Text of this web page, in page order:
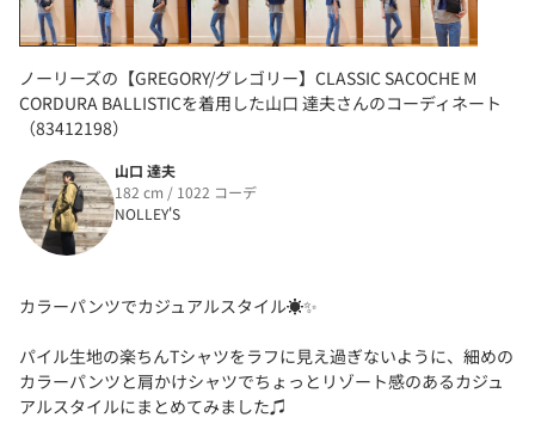
ノーリーズの【GREGORY/グレゴリー】CLASSIC SACOCHE M
CORDURA BALLISTICを着用した山口 達夫さんのコーディネート
（83412198）
山口 達夫
182 cm / 1022 コーデ
NOLLEY'S
カラーパンツでカジュアルスタイル☀️✨
パイル生地の楽ちんTシャツをラフに見え過ぎないように、細めの
カラーパンツと肩かけシャツでちょっとリゾート感のあるカジュ
アルスタイルにまとめてみました♫